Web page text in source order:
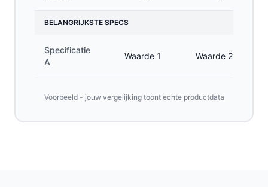
BELANGRIJKSTE SPECS
Specificatie
A
Waarde 1 Waarde 2
Voorbeeld - jouw vergelijking toont echte productdata